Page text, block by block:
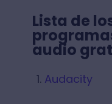
Lista de
audio
Audacity